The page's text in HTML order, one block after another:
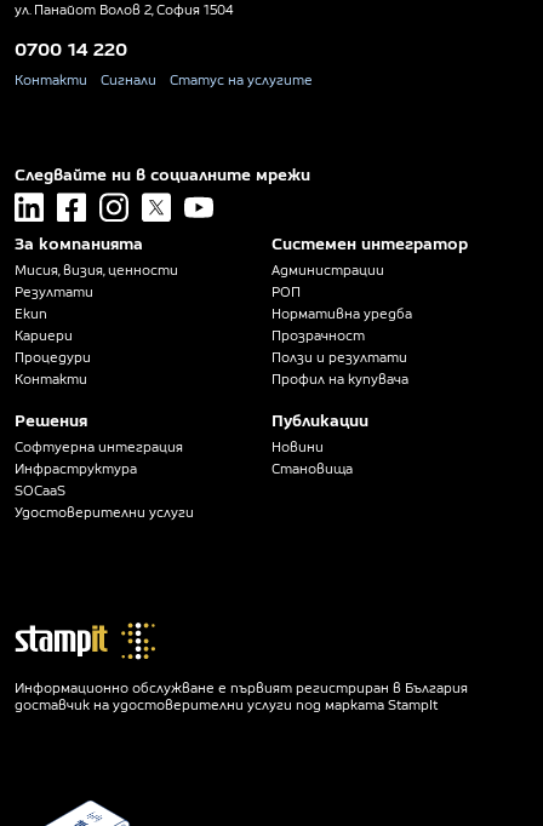
ул. Панайот Волов 2, София 1504
0700 14 220
Контакти Сигнали Статус на услугите
Следвайте ни в социалните мрежи
linkedin facebookinstagram
x youtube
За компанията
Мисия, визия, ценности
Резултати
Екип
Кариери
Процедури
Контакти
Решения
Софтуерна интеграция
Инфраструктура
SOCaaS
Удостоверителни услуги
Системен интегратор
Администрации
РОП
Нормативна уредба
Прозрачност
Ползи и резултати
Профил на купувача
Публикации
Новини
Становища
Информационно обслужване е първият регистриран в България
доставчик на удостоверителни услуги под марката StampIt